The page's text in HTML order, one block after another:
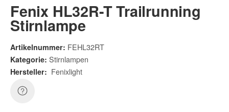
Fenix HL32R-T Trailrunning
Stirnlampe
Artikelnummer: FEHL32RT
Kategorie: Stirnlampen
Hersteller: Fenixlight